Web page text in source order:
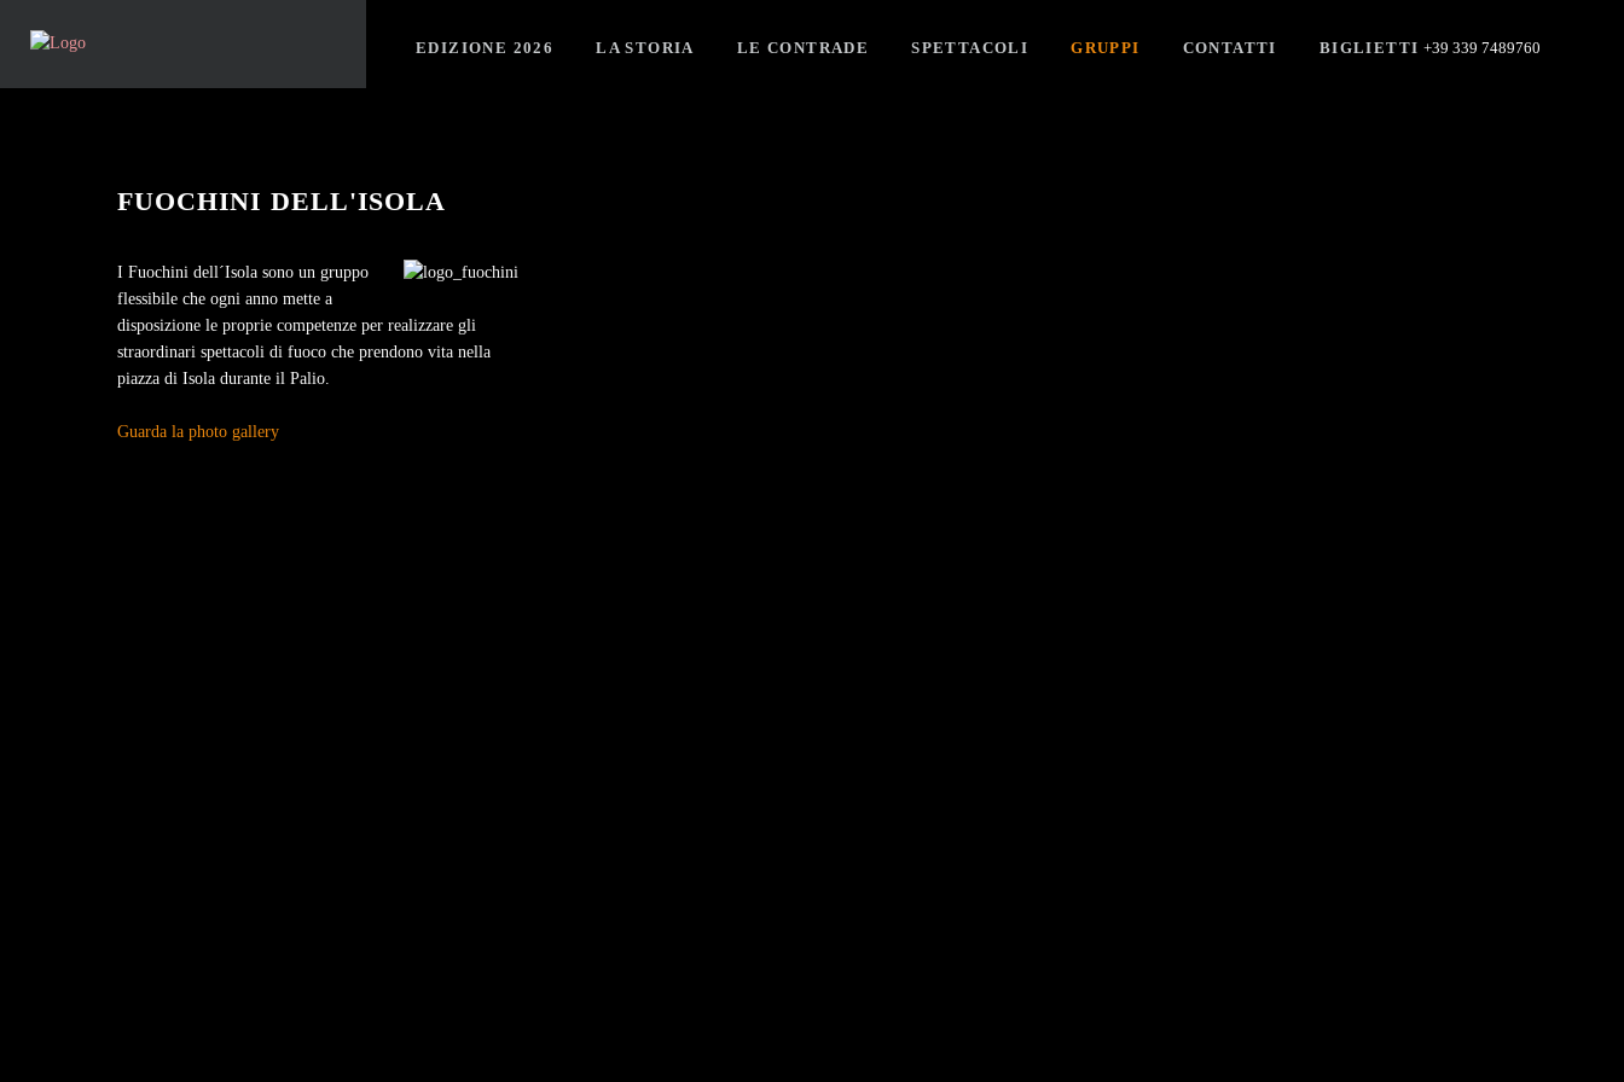
EDIZIONE 2026 LA STORIA LE CONTRADE SPETTACOLI GRUPPI CONTATTI BIGLIETTI +39 339 7489760
FUOCHINI DELL'ISOLA
I Fuochini dell´Isola sono un gruppo
flessibile che ogni anno mette a
disposizione le proprie competenze per realizzare gli
straordinari spettacoli di fuoco che prendono vita nella
piazza di Isola durante il Palio.
Guarda la photo gallery